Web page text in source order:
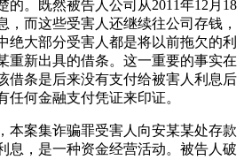
的。既然被告人公司从2011年12月18
，而这些受害人还继续往公司存钱，
绝大部分受害人都是将以前拖欠的利
重新出具的借条。这一重要的事实在
借条是后来没有支付给被害人利息后
任何金融支付凭证来印证。
本案集诈骗罪受害人向安某某处存款
息，是一种资金经营活动。被告人破